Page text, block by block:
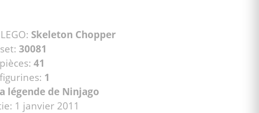
Skeleton Chopper
30081
41
1
légende de Ninjago
1 janvier 2011